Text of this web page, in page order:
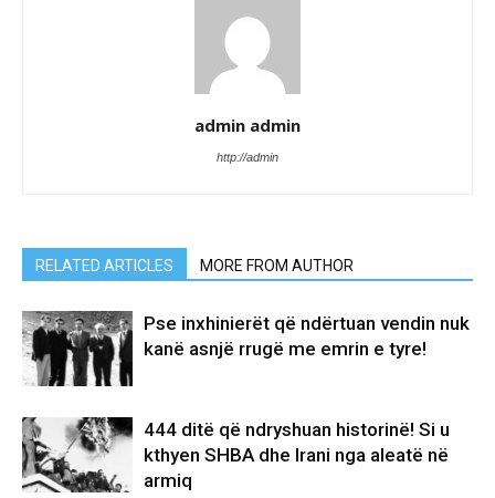
admin admin
http://admin
RELATED ARTICLES MORE FROM AUTHOR
Pse inxhinierët që ndërtuan vendin nuk
kanë asnjë rrugë me emrin e tyre!
444 ditë që ndryshuan historinë! Si u
kthyen SHBA dhe Irani nga aleatë në
armiq